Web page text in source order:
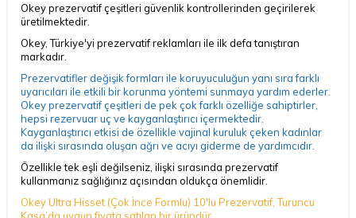
Okey prezervatif çeşitleri güvenlik kontrollerinden geçirilerek
üretilmektedir.
Okey, Türkiye'yi prezervatif reklamları ile ilk defa tanıştıran
markadır.
Prezervatifler değişik formları ile koruyuculuğun yanı sıra farklı
uyarıcıları ile etkili bir korunma yöntemi sunmaya yardım ederler.
Okey prezervatif çeşitleri de pek çok farklı özelliğe sahiptirler,
hepsi rezervuar uç ve kayganlaştırıcı içermektedir.
Kayganlaştırıcı etkisi de özellikle vajinal kuruluk çeken kadınlar
da ilişki sırasında oluşan ağrı ve acıyı giderme de yardımcıdır.
Özellikle tek eşli değilseniz, ilişki sırasında prezervatif
kullanmanız sağlığınız açısından oldukça önemlidir.
Okey Ultra Hisset (Çok İnce Formlu) 10'lu Prezervatif, Turuncu